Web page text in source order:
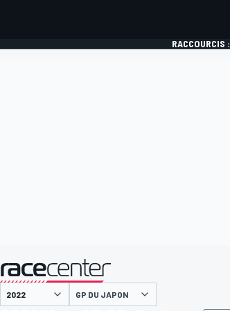
RACCOURCIS :
présenté par
GP DU JAPON